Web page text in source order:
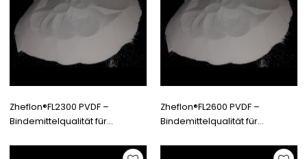
Zheflon®FL2300 PVDF –
Bindemittelqualität für
Zheflon®FL2600 PVDF –
Bindemittelqualität für